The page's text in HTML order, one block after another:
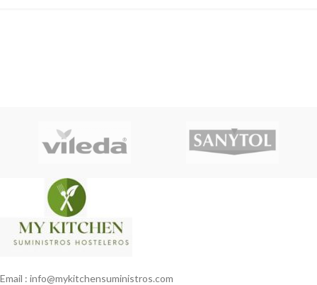
Email : info@mykitchensuministros.com